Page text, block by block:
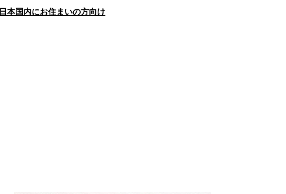
日本国内にお住まいの方向け